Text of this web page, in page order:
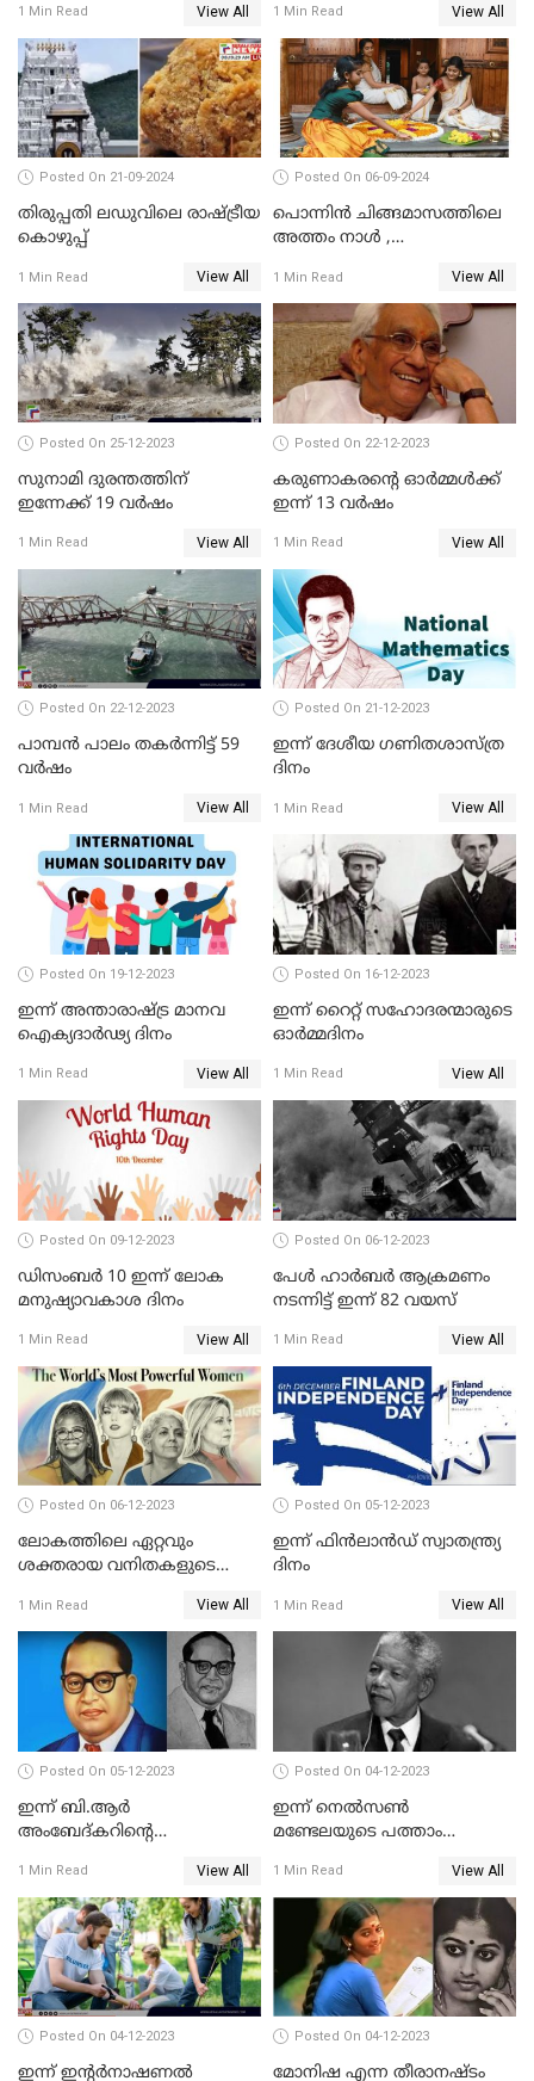
ബലവും ദൗർബല്യവും
1 Min Read View All 1 Min Read View All
Posted On 21-09-2024
തിരുപ്പതി ലഡുവിലെ രാഷ്ട്രീയ
കൊഴുപ്പ്
1 Min Read View All
Posted On 06-09-2024
പൊന്നിന്‍ ചിങ്ങമാസത്തിലെ
അത്തം നാള്‍ ,
വരവേല്‍ക്കാനൊരുങ്ങി
മലയാളക്കര
1 Min Read View All
Posted On 25-12-2023
സുനാമി ദുരന്തത്തിന്
ഇന്നേക്ക് 19 വര്‍ഷം
1 Min Read View All
Posted On 22-12-2023
കരുണാകരന്റെ ഓര്‍മ്മള്‍ക്ക്
ഇന്ന് 13 വര്‍ഷം
1 Min Read View All
Posted On 22-12-2023
പാമ്പന്‍ പാലം തകര്‍ന്നിട്ട് 59
വര്‍ഷം
1 Min Read View All
Posted On 21-12-2023
ഇന്ന് ദേശീയ ഗണിതശാസ്ത്ര
ദിനം
1 Min Read View All
Posted On 19-12-2023
ഇന്ന് അന്താരാഷ്ട്ര മാനവ
ഐക്യദാര്‍ഢ്യ ദിനം
1 Min Read View All
Posted On 16-12-2023
ഇന്ന് റൈറ്റ് സഹോദരന്മാരുടെ
ഓർമ്മദിനം
1 Min Read View All
Posted On 09-12-2023
ഡിസംബർ 10 ഇന്ന് ലോക
മനുഷ്യാവകാശ ദിനം
1 Min Read View All
Posted On 06-12-2023
പേള്‍ ഹാര്‍ബര്‍ ആക്രമണം
നടന്നിട്ട് ഇന്ന്‌ 82 വയസ്
1 Min Read View All
Posted On 06-12-2023
ലോകത്തിലെ ഏറ്റവും
ശക്തരായ വനിതകളുടെ
സീതാരാമനടക്കം നാല്
ഇന്ത്യക്കാര്‍
1 Min Read View All
Posted On 05-12-2023
ഇന്ന് ഫിന്‍ലാന്‍ഡ് സ്വാതന്ത്ര്യ
ദിനം
1 Min Read View All
Posted On 05-12-2023
ഇന്ന് ബി.ആര്‍
അംബേദ്കറിന്റെ
ചരമവാര്‍ഷികം
1 Min Read View All
Posted On 04-12-2023
ഇന്ന് നെല്‍സണ്‍
മണ്ടേലയുടെ പത്താം
1 Min Read View All
Posted On 04-12-2023
ഇന്ന് ഇന്റര്‍നാഷണല്‍
Posted On 04-12-2023
മോനിഷ എന്ന തീരാനഷ്ടം